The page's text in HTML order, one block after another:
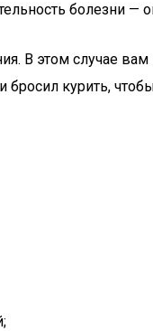
болезни —
В этом случае
курить,